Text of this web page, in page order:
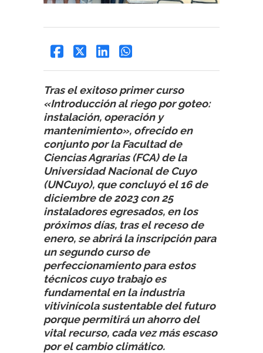
Tras el exitoso primer curso
«Introducción al riego por goteo:
instalación, operación y
mantenimiento», ofrecido en
conjunto por la Facultad de
Ciencias Agrarias (FCA) de la
Universidad Nacional de Cuyo
(UNCuyo), que concluyó el 16 de
diciembre de 2023 con 25
instaladores egresados, en los
próximos días, tras el receso de
enero, se abrirá la inscripción para
un segundo curso de
perfeccionamiento para estos
técnicos cuyo trabajo es
fundamental en la industria
vitivinícola sustentable del futuro
porque permitirá un ahorro del
vital recurso, cada vez más escaso
por el cambio climático.